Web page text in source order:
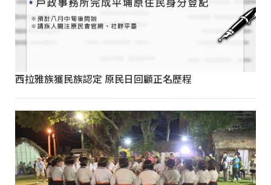
西拉雅族獲民族認定 原民日回顧正名歷程